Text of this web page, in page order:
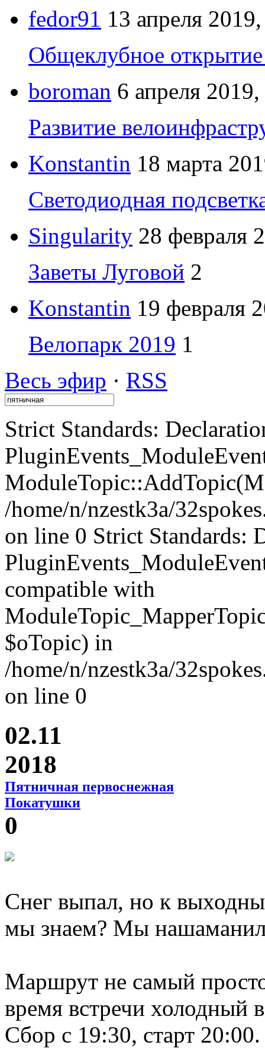
fedor91 13 апреля
Общеклубное открытие
boroman 6 апреля
Развитие
Konstantin 18 марта
Светодиодная
Singularity 28 февраля
Заветы Луговой 2
Konstantin 19 февраля
Велопарк 2019 1
Весь эфир · RSS
Strict Standards:
/home/n/nzestk3a/
on line 0 Strict Standards:
compatible with
$oTopic) in
/home/n/nzestk3a/
on line 0
02.11
2018
Пятничная первоснежная
Покатушки
0
Снег выпал, но к
мы знаем? Мы
Маршрут не самый
время встречи холодный
Сбор с 19:30, старт 20:00.